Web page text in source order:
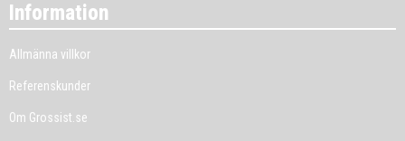
Information
Allmänna villkor
Referenskunder
Om Grossist.se